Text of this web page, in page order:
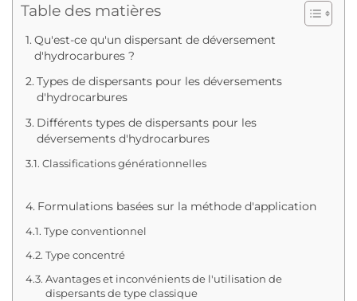
Table des matières
Qu'est-ce qu'un dispersant de déversement
d'hydrocarbures ?
Types de dispersants pour les déversements
d'hydrocarbures
Différents types de dispersants pour les
déversements d'hydrocarbures
Classifications générationnelles
Formulations basées sur la méthode d'application
Type conventionnel
Type concentré
Avantages et inconvénients de l'utilisation de
dispersants de type classique